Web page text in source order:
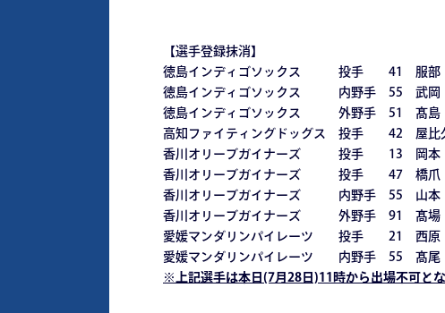
【選手登録抹消】
徳島インディゴソックス 投手 41 服
徳島インディゴソックス 内野手 55 武岡
徳島インディゴソックス 外野手 51 髙島
高知ファイティングドッグス 投手 42 屋
香川オリーブガイナーズ 投手 13 岡本
香川オリーブガイナーズ 投手 47 橋爪
香川オリーブガイナーズ 内野手 55 山本
香川オリーブガイナーズ 外野手 91 髙
愛媛マンダリンパイレーツ 投手 21 西原
愛媛マンダリンパイレーツ 内野手 55 髙
※
上記選手は本日(7月28日)11時から出場不可とな